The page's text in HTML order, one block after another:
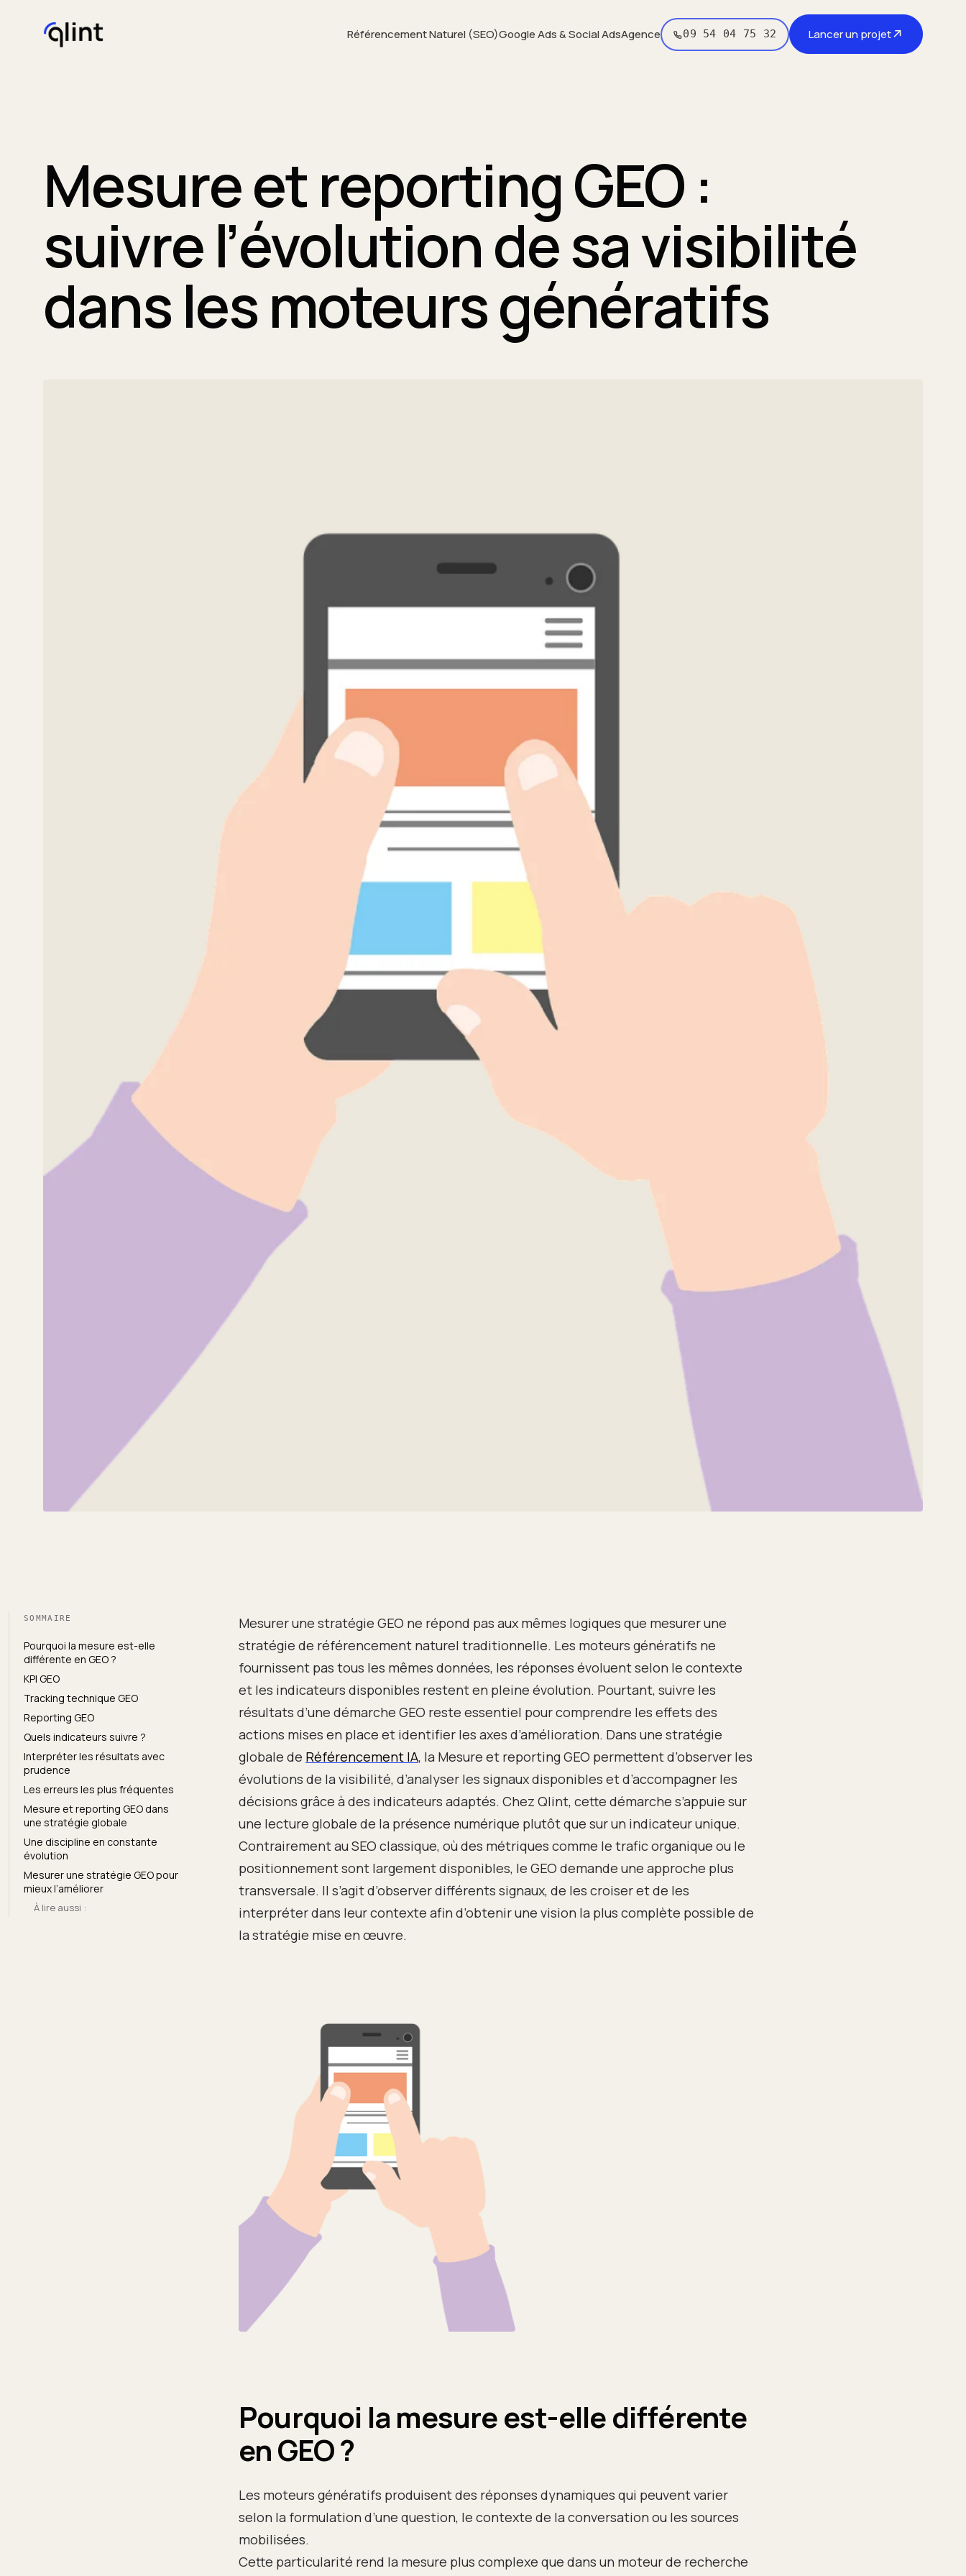
Référencement Naturel (SEO)Google Ads & Social AdsAgence 09 54 04 75 32 Lancer un projet↗
Mesure et reporting GEO :
suivre l’évolution de sa visibilité
dans les moteurs génératifs
SOMMAIRE
Pourquoi la mesure est-elle
différente en GEO ?
KPI GEO
Tracking technique GEO
Reporting GEO
Quels indicateurs suivre ?
Interpréter les résultats avec
prudence
Les erreurs les plus fréquentes
Mesure et reporting GEO dans
une stratégie globale
Une discipline en constante
évolution
Mesurer une stratégie GEO pour
mieux l’améliorer
À lire aussi :
Mesurer une stratégie GEO ne répond pas aux mêmes logiques que mesurer une
stratégie de référencement naturel traditionnelle. Les moteurs génératifs ne
fournissent pas tous les mêmes données, les réponses évoluent selon le contexte
et les indicateurs disponibles restent en pleine évolution. Pourtant, suivre les
résultats d’une démarche GEO reste essentiel pour comprendre les effets des
actions mises en place et identifier les axes d’amélioration. Dans une stratégie
globale de Référencement IA, la Mesure et reporting GEO permettent d’observer les
évolutions de la visibilité, d’analyser les signaux disponibles et d’accompagner les
décisions grâce à des indicateurs adaptés. Chez Qlint, cette démarche s’appuie sur
une lecture globale de la présence numérique plutôt que sur un indicateur unique.
Contrairement au SEO classique, où des métriques comme le trafic organique ou le
positionnement sont largement disponibles, le GEO demande une approche plus
transversale. Il s’agit d’observer différents signaux, de les croiser et de les
interpréter dans leur contexte afin d’obtenir une vision la plus complète possible de
la stratégie mise en œuvre.
Pourquoi la mesure est-elle différente
en GEO ?
Les moteurs génératifs produisent des réponses dynamiques qui peuvent varier
selon la formulation d’une question, le contexte de la conversation ou les sources
mobilisées.
Cette particularité rend la mesure plus complexe que dans un moteur de recherche